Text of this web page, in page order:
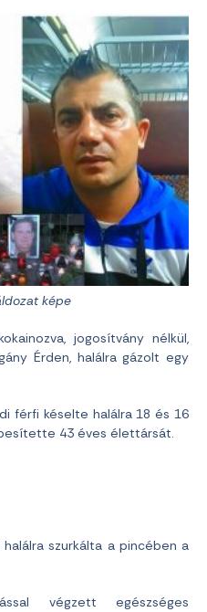
képe
jogosítvány nélkül,
Érden, halálra gázolt egy
férfi késelte halálra 18 és 16
43 éves élettársát.
szurkálta a pincében a
végzett egészséges